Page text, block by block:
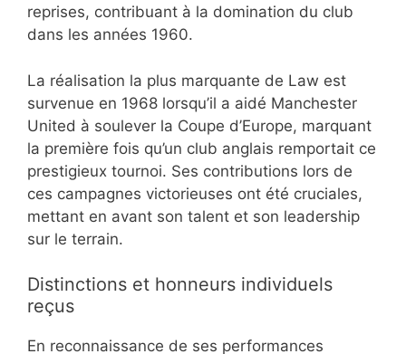
reprises, contribuant à la domination du club
dans les années 1960.
La réalisation la plus marquante de Law est
survenue en 1968 lorsqu’il a aidé Manchester
United à soulever la Coupe d’Europe, marquant
la première fois qu’un club anglais remportait ce
prestigieux tournoi. Ses contributions lors de
ces campagnes victorieuses ont été cruciales,
mettant en avant son talent et son leadership
sur le terrain.
Distinctions et honneurs individuels
reçus
En reconnaissance de ses performances